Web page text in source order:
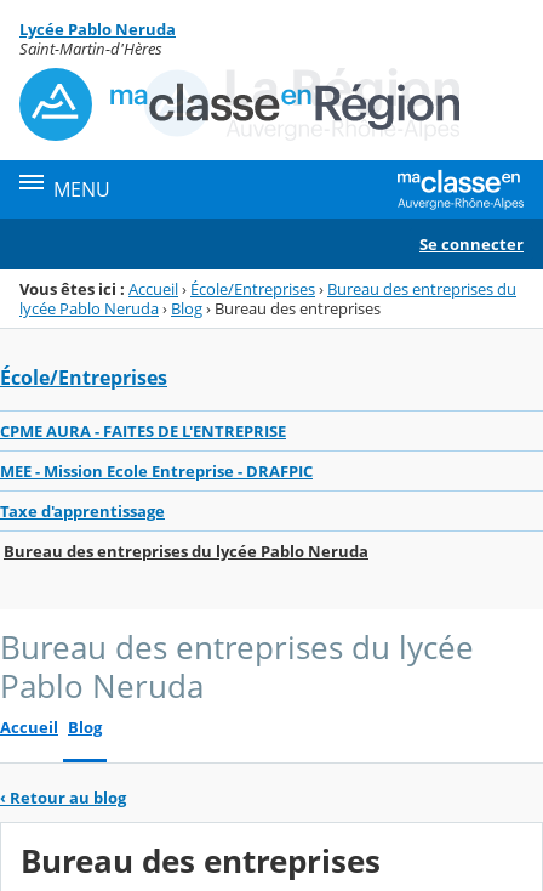
Menu de la rubrique
Contenu
Lycée Pablo Neruda
Saint-Martin-d'Hères
MENU
Se connecter
Vous êtes ici : Accueil› École/Entreprises› Bureau des entreprises du
lycée Pablo Neruda› Blog› Bureau des entreprises
École/Entreprises
CPME AURA - FAITES DE L'ENTREPRISE
MEE - Mission Ecole Entreprise - DRAFPIC
Taxe d'apprentissage
Bureau des entreprises du lycée Pablo Neruda
Bureau des entreprises du lycée
Pablo Neruda
Accueil Blog
‹ Retour au blog
Bureau des entreprises